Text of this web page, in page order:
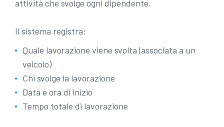
attività che svolge ogni dipendente.
Il sistema registra:
Quale lavorazione viene svolta (associata a un
veicolo)
Chi svolge la lavorazione
Data e ora di inizio
Tempo totale di lavorazione